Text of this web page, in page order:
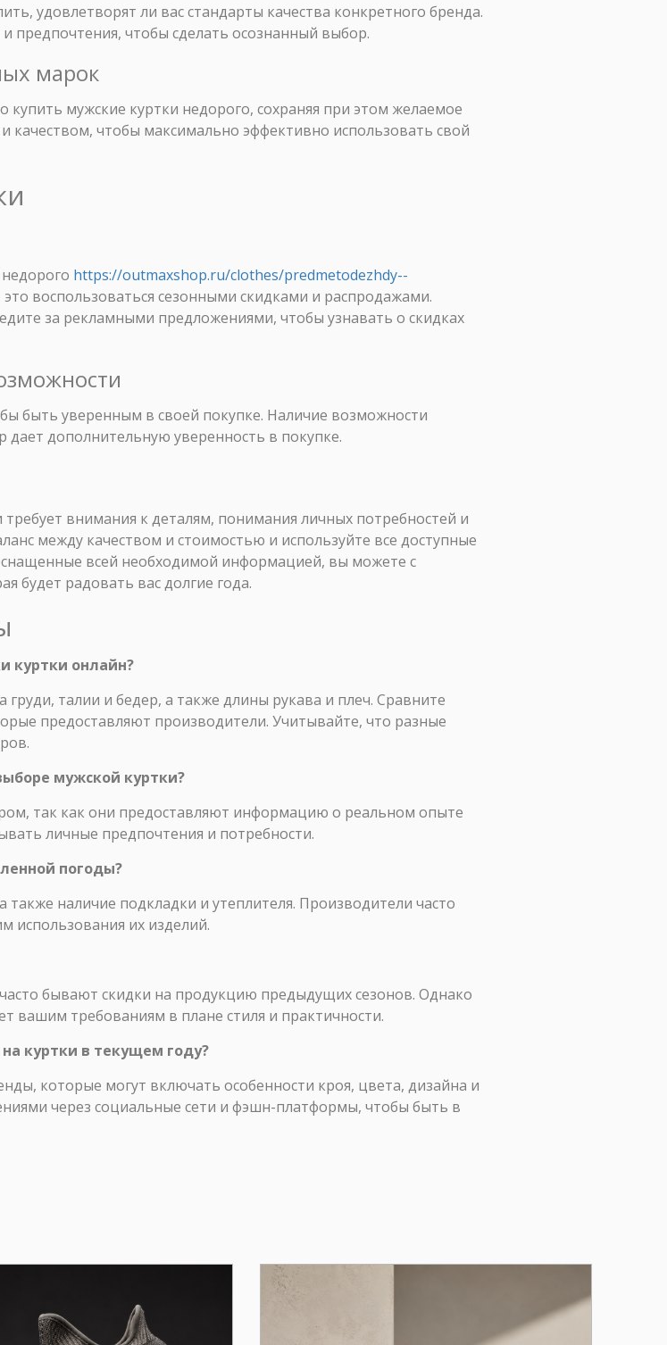
удовлетворят ли вас стандарты качества конкретного бренда.
предпочтения, чтобы сделать осознанный выбор.
марок
мужские куртки недорого, сохраняя при этом желаемое
чтобы максимально эффективно использовать свой
https://outmaxshop.ru/clothes/predmetodezhdy--
воспользоваться сезонными скидками и распродажами.
за рекламными предложениями, чтобы узнавать о скидках
быть уверенным в своей покупке. Наличие возможности
дает дополнительную уверенность в покупке.
внимания к деталям, понимания личных потребностей и
между качеством и стоимостью и используйте все доступные
всей необходимой информацией, вы можете с
будет радовать вас долгие года.
куртки онлайн?
талии и бедер, а также длины рукава и плеч. Сравните
предоставляют производители. Учитывайте, что разные
мужской куртки?
так как они предоставляют информацию о реальном опыте
личные предпочтения и потребности.
погоды?
наличие подкладки и утеплителя. Производители часто
их изделий.
бывают скидки на продукцию предыдущих сезонов. Однако
вашим требованиям в плане стиля и практичности.
куртки в текущем году?
которые могут включать особенности кроя, цвета, дизайна и
через социальные сети и фэшн-платформы, чтобы быть в